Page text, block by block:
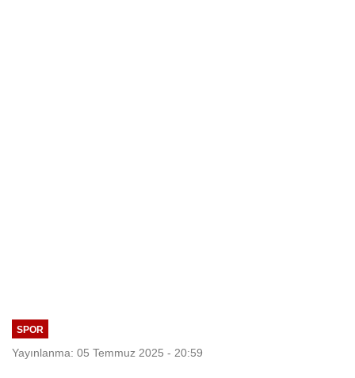
SPOR
Yayınlanma: 05 Temmuz 2025 - 20:59